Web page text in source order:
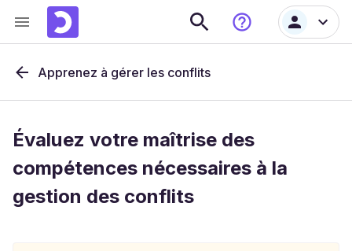
Apprenez à gérer les conflits
Évaluez votre maîtrise des
compétences nécessaires à la
gestion des conflits